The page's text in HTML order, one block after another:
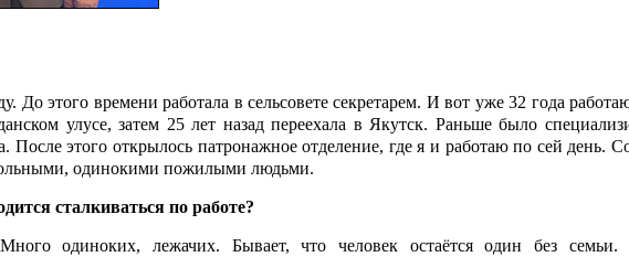
этого времени работала в сельсовете секретарем. И вот уже 32 года
улусе, затем 25 лет назад переехала в Якутск. Раньше было
После этого открылось патронажное отделение, где я и работаю по сей день.
одинокими пожилыми людьми.
сталкиваться по работе?
одиноких, лежачих. Бывает, что человек остаётся один без семьи.